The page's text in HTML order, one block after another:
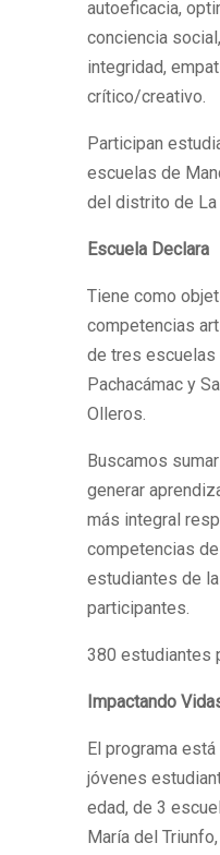
autoeficacia,
conciencia
integridad,
crítico/creativo.
Participan
escuelas de
del distrito de La
Escuela Declara
Tiene como
competencias
de tres
Pachacámac y
Olleros.
Buscamos
generar
más integral
competencias
estudiantes de
participantes.
380 estudiantes
Impactando
El programa
jóvenes
edad, de 3
María del